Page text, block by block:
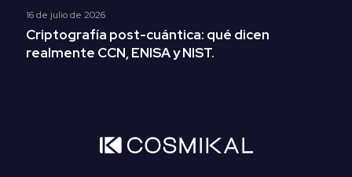
16 de julio de 2026
Criptografía post-cuántica: qué dicen
realmente CCN, ENISA y NIST.